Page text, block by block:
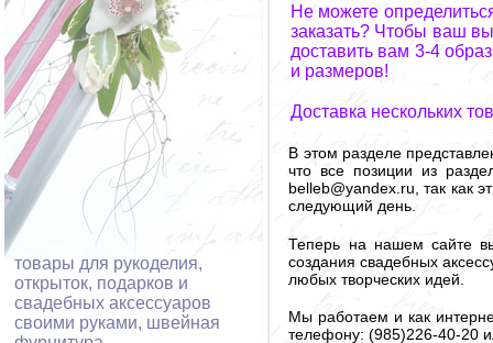
товары для рукоделия,
открыток, подарков и
свадебных аксессуаров
своими руками, швейная
Не можете
заказать? Чтобы ваш
доставить вам 3-4
и размеров!
Доставка нескольких
В этом разделе
что все позиции из
belleb@yandex.ru, так как
следующий день.
Теперь на нашем сайте
создания свадебных
любых творческих идей.
Мы работаем и как
телефону: (985)226-40-20